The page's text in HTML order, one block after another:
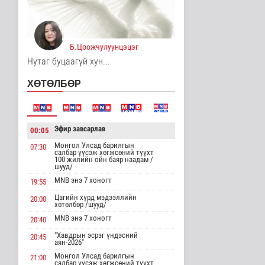
15 цаг 35 минутын өмнө
Хирошимад иргэд
Японы зэвсгийн
экспортын бодлогы..
Дэлхийд
15 цаг 47 минутын өмнө
Трамп Ирантай
шинэ гарц эрэлх..
15 цаг 56 минутын өмнө
Европ даяар хэт халалт
эрчимжиж байна
Дэлхийд
Голууд үертэй байна
15 цаг 21 минутын өмнө
Б.Цоожчулуунцэцэг
Нутаг буцаагүй хун...
ХӨТӨЛБӨР
00:05 Эфир завсарлав
07:30
Монгол Улсад барилгын
салбар үүсэж хөгжсөний түүхт
100 жилийн ойн баяр наадам /
шууд/
19:55
MNB энэ 7 хоногт
20:00
Цагийн хүрд мэдээллийн
хөтөлбөр /шууд/
20:40
MNB энэ 7 хоногт
20:45
"Хавдрын эсрэг үндэсний
аян-2026"
21:00
Монгол Улсад барилгын
салбар үүсэж хөгжсөний түүхт